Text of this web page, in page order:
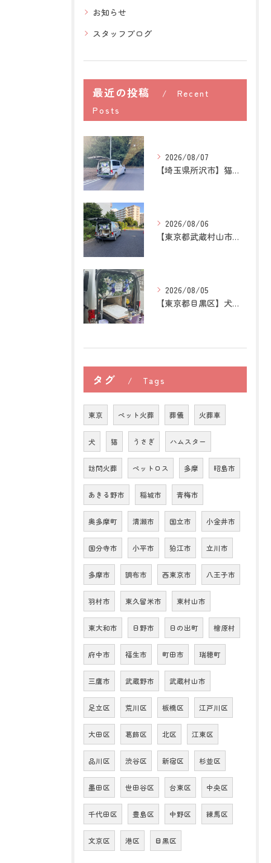
お知らせ
スタッフブログ
最近の投稿
Recent
Posts
2026/08/07
【埼玉県所沢市】猫の訪問ペット火葬｜お気に入りの場所に姿がな...
2026/08/06
【東京都武蔵村山市】犬の訪問ペット火葬｜愛犬との最後の時間を...
2026/08/05
【東京都目黒区】犬の訪問ペット火葬｜住み慣れた場所で心穏やか...
タグ Tags
東京 ペット火葬 葬儀 火葬車
犬 猫 うさぎ ハムスター
訪問火葬 ペットロス 多摩 昭島市
あきる野市 稲城市 青梅市
奥多摩町 清瀬市 国立市 小金井市
国分寺市 小平市 狛江市 立川市
多摩市 調布市 西東京市 八王子市
羽村市 東久留米市 東村山市
東大和市 日野市 日の出町 檜原村
府中市 福生市 町田市 瑞穂町
三鷹市 武蔵野市 武蔵村山市
足立区 荒川区 板橋区 江戸川区
大田区 葛飾区 北区 江東区
品川区 渋谷区 新宿区 杉並区
墨田区 世田谷区 台東区 中央区
千代田区 豊島区 中野区 練馬区
文京区 港区 目黒区